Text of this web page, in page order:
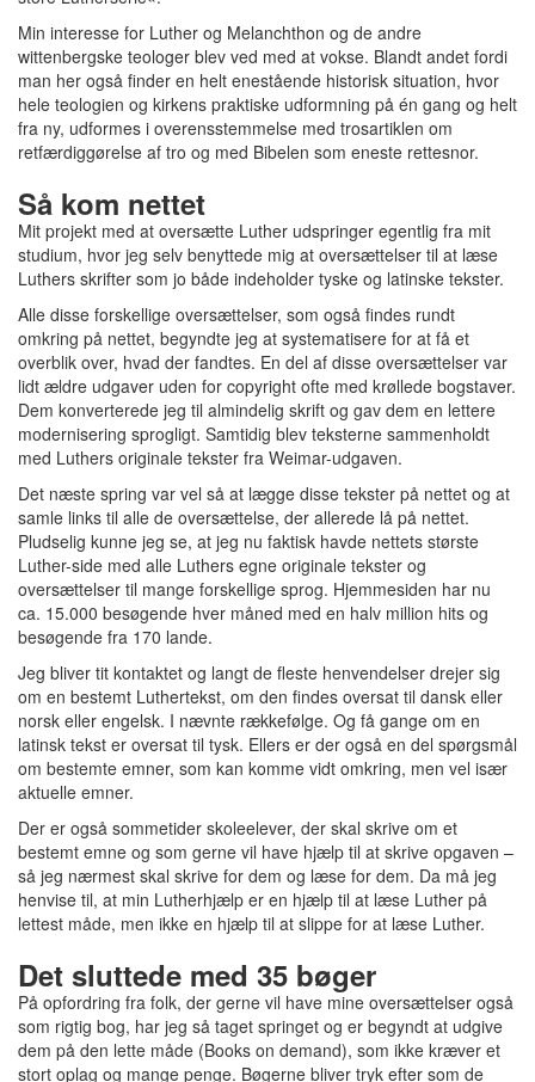
Min interesse for Luther og Melanchthon og de andre
wittenbergske teologer blev ved med at vokse. Blandt andet fordi
man her også finder en helt enestående historisk situation, hvor
hele teologien og kirkens praktiske udformning på én gang og helt
fra ny, udformes i overensstemmelse med trosartiklen om
retfærdiggørelse af tro og med Bibelen som eneste rettesnor.
Så kom nettet
Mit projekt med at oversætte Luther udspringer egentlig fra mit
studium, hvor jeg selv benyttede mig at oversættelser til at læse
Luthers skrifter som jo både indeholder tyske og latinske tekster.
Alle disse forskellige oversættelser, som også findes rundt
omkring på nettet, begyndte jeg at systematisere for at få et
overblik over, hvad der fandtes. En del af disse oversættelser var
lidt ældre udgaver uden for copyright ofte med krøllede bogstaver.
Dem konverterede jeg til almindelig skrift og gav dem en lettere
modernisering sprogligt. Samtidig blev teksterne sammenholdt
med Luthers originale tekster fra Weimar-udgaven.
Det næste spring var vel så at lægge disse tekster på nettet og at
samle links til alle de oversættelse, der allerede lå på nettet.
Pludselig kunne jeg se, at jeg nu faktisk havde nettets største
Luther-side med alle Luthers egne originale tekster og
oversættelser til mange forskellige sprog. Hjemmesiden har nu
ca. 15.000 besøgende hver måned med en halv million hits og
besøgende fra 170 lande.
Jeg bliver tit kontaktet og langt de fleste henvendelser drejer sig
om en bestemt Luthertekst, om den findes oversat til dansk eller
norsk eller engelsk. I nævnte rækkefølge. Og få gange om en
latinsk tekst er oversat til tysk. Ellers er der også en del spørgsmål
om bestemte emner, som kan komme vidt omkring, men vel især
aktuelle emner.
Der er også sommetider skoleelever, der skal skrive om et
bestemt emne og som gerne vil have hjælp til at skrive opgaven –
så jeg nærmest skal skrive for dem og læse for dem. Da må jeg
henvise til, at min Lutherhjælp er en hjælp til at læse Luther på
lettest måde, men ikke en hjælp til at slippe for at læse Luther.
Det sluttede med 35 bøger
På opfordring fra folk, der gerne vil have mine oversættelser også
som rigtig bog, har jeg så taget springet og er begyndt at udgive
dem på den lette måde (Books on demand), som ikke kræver et
stort oplag og mange penge. Bøgerne bliver tryk efter som de